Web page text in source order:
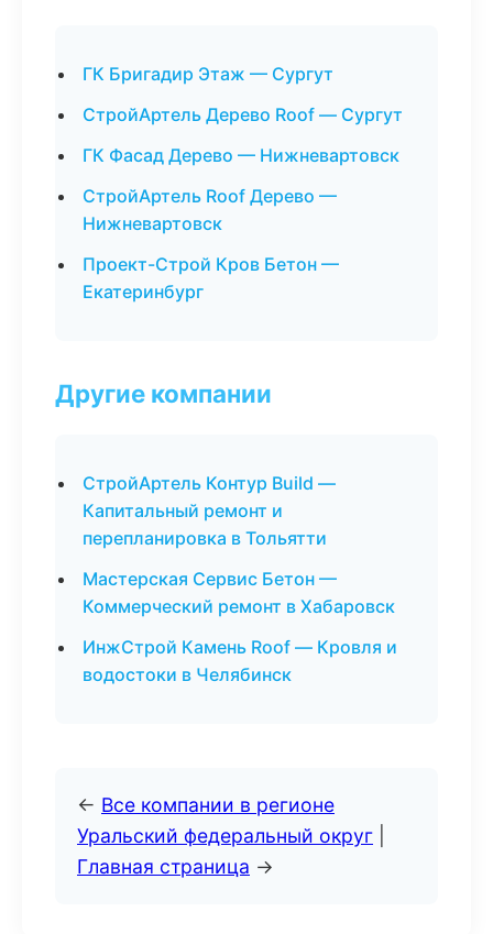
ГК Бригадир Этаж — Сургут
СтройАртель Дерево Roof — Сургут
ГК Фасад Дерево — Нижневартовск
СтройАртель Roof Дерево —
Нижневартовск
Проект-Строй Кров Бетон —
Екатеринбург
Другие компании
СтройАртель Контур Build —
Капитальный ремонт и
перепланировка в Тольятти
Мастерская Сервис Бетон —
Коммерческий ремонт в Хабаровск
ИнжСтрой Камень Roof — Кровля и
водостоки в Челябинск
← Все компании в регионе
Уральский федеральный округ
Главная страница →